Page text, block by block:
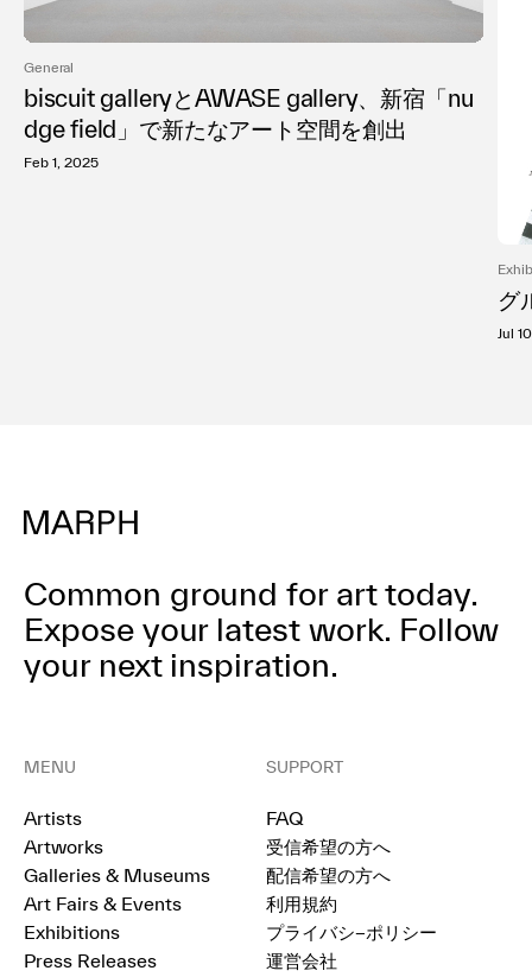
General
biscuit galleryとAWASE gallery、新宿「nu
dge field」で新たなアート空間を創出
Feb 1, 2025
グ
Jul
Common ground for art today.
Expose your latest work. Follow
your next inspiration.
MENU
Artists
Artworks
Galleries & Museums
Art Fairs & Events
Exhibitions
Press Releases
SUPPORT
FAQ
受信希望の方へ
配信希望の方へ
利用規約
プライバシ−ポリシー
運営会社